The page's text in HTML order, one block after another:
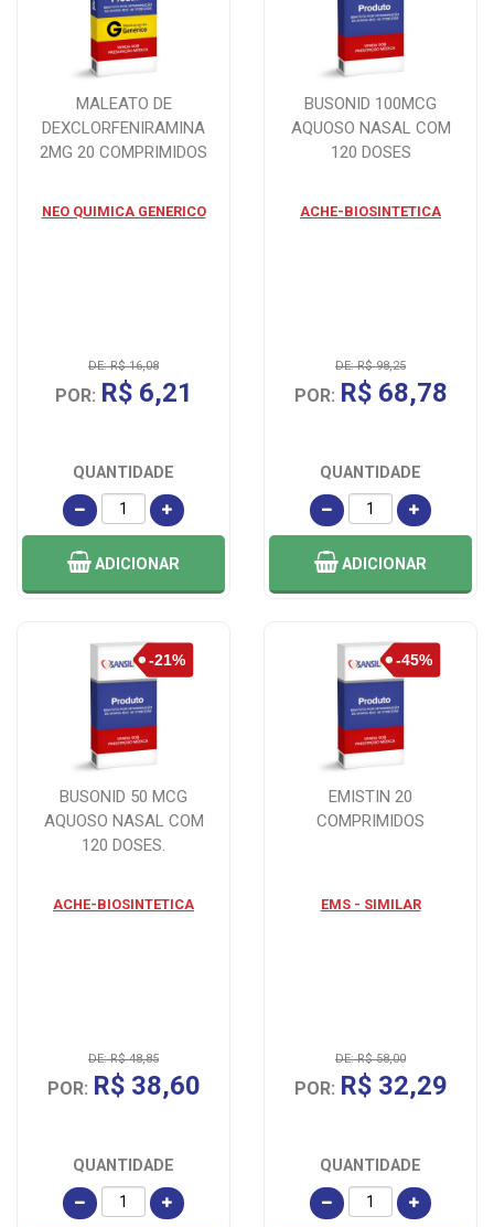
MALEATO DE
DEXCLORFENIRAMINA
2MG 20 COMPRIMIDOS
NEO QUIMICA GENERICO
DE: R$ 16,08
POR: R$ 6,21
QUANTIDADE
ADICIONAR
BUSONID 100MCG
AQUOSO NASAL COM
120 DOSES
ACHE-BIOSINTETICA
DE: R$ 98,25
POR: R$ 68,78
QUANTIDADE
ADICIONAR
BUSONID 50 MCG
AQUOSO NASAL COM
120 DOSES.
ACHE-BIOSINTETICA
DE: R$ 48,85
POR: R$ 38,60
QUANTIDADE
EMISTIN 20
COMPRIMIDOS
EMS - SIMILAR
DE: R$ 58,00
POR: R$ 32,29
QUANTIDADE